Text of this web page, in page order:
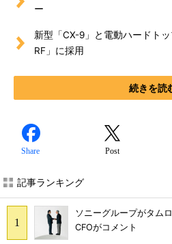
ー
新型「CX-9」と電動ハードト
RF」に採用
続きを読
Share Post
記事ランキング
ソニーグループがタム
CFOがコメント